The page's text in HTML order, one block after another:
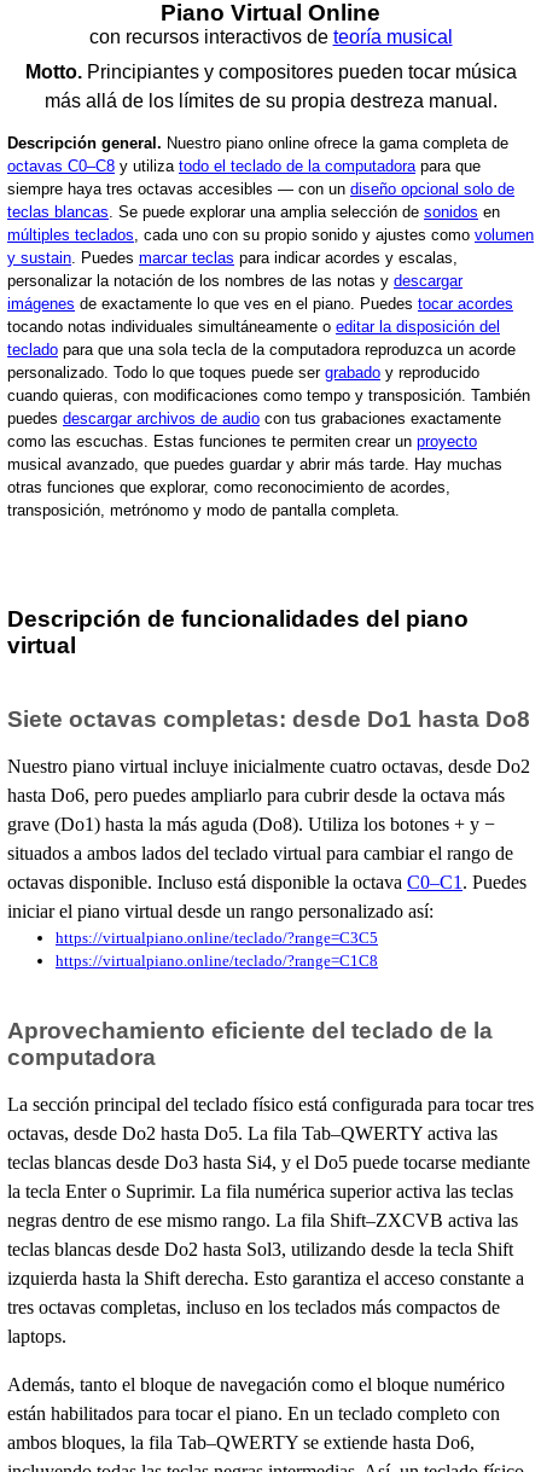
Piano Virtual Online
con recursos interactivos de teoría musical
Motto.Principiantes y compositores pueden tocar música
más allá de los límites de su propia destreza manual.
Descripción general. Nuestro piano online ofrece la gama completa de
octavas C0–C8 y utiliza todo el teclado de la computadorapara que
siempre haya tres octavas accesibles — con un diseño opcional solo de
teclas blancas. Se puede explorar una amplia selección de sonidos en
múltiples teclados, cada uno con su propio sonido y ajustes como volumen
y sustain. Puedes marcar teclas para indicar acordes y escalas,
personalizar la notación de los nombres de las notas y descargar
imágenes de exactamente lo que ves en el piano. Puedes tocar acordes
tocando notas individuales simultáneamente o editar la disposición del
teclado para que una sola tecla de la computadora reproduzca un acorde
personalizado. Todo lo que toques puede ser grabado y reproducido
cuando quieras, con modificaciones como tempo y transposición. También
puedes descargar archivos de audio con tus grabaciones exactamente
como las escuchas. Estas funciones te permiten crear un proyecto
musical avanzado, que puedes guardar y abrir más tarde. Hay muchas
otras funciones que explorar, como reconocimiento de acordes,
transposición, metrónomo y modo de pantalla completa.
Descripción de funcionalidades del piano
virtual
Siete octavas completas: desde Do1 hasta Do8
Nuestro piano virtual incluye inicialmente cuatro octavas, desde Do2
hasta Do6, pero puedes ampliarlo para cubrir desde la octava más
grave (Do1) hasta la más aguda (Do8). Utiliza los botones + y −
situados a ambos lados del teclado virtual para cambiar el rango de
octavas disponible. Incluso está disponible la octava C0–C1 . Puedes
iniciar el piano virtual desde un rango personalizado así:
https://virtualpiano.online/teclado/?range=C3C5
https://virtualpiano.online/teclado/?range=C1C8
Aprovechamiento eficiente del teclado de la
computadora
La sección principal del teclado físico está configurada para tocar tres
octavas, desde Do2 hasta Do5. La fila Tab–QWERTY activa las
teclas blancas desde Do3 hasta Si4, y el Do5 puede tocarse mediante
la tecla Enter o Suprimir. La fila numérica superior activa las teclas
negras dentro de ese mismo rango. La fila Shift–ZXCVB activa las
teclas blancas desde Do2 hasta Sol3, utilizando desde la tecla Shift
izquierda hasta la Shift derecha. Esto garantiza el acceso constante a
tres octavas completas, incluso en los teclados más compactos de
laptops.
Además, tanto el bloque de navegación como el bloque numérico
están habilitados para tocar el piano. En un teclado completo con
ambos bloques, la fila Tab–QWERTY se extiende hasta Do6,